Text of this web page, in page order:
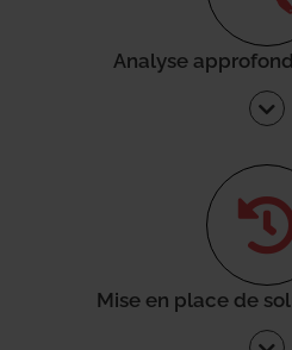
Analyse
Mise en place de